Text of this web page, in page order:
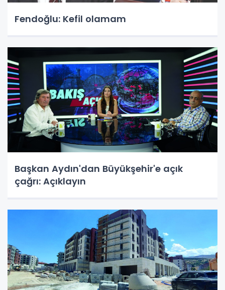
Fendoğlu: Kefil olamam
Başkan Aydın'dan Büyükşehir'e açık
çağrı: Açıklayın